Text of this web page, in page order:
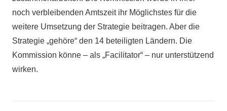
noch verbleibenden Amtszeit ihr Möglichstes für die
weitere Umsetzung der Strategie beitragen. Aber die
Strategie „gehöre“ den 14 beteiligten Ländern. Die
Kommission könne – als „Facilitator“ – nur unterstützend
wirken.